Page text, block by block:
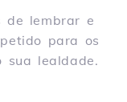
de lembrar e
para os
sua lealdade.